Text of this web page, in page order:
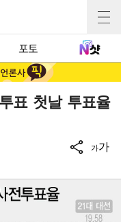
포토
표 첫날 투표율
가가